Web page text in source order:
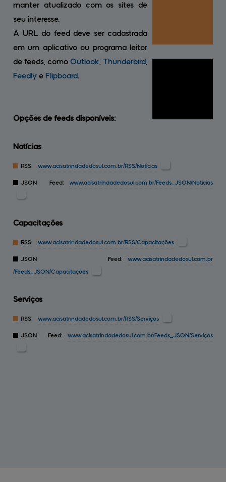
manter atualizado com os sites de
seu interesse.
A URL do feed deve ser cadastrada
em um aplicativo ou programa leitor
de feeds, como Outlook, Thunderbird,
Feedly e Flipboard.
Opções de feeds disponíveis:
Notícias
RSS: www.acisatrindadedosul.com.br/RSS/Notícias
JSON Feed: www.acisatrindadedosul.com.br/Feeds_JSON/Notícias
Capacitações
RSS: www.acisatrindadedosul.com.br/RSS/Capacitações
JSON Feed:
www.acisatrindadedosul.com.br
/Feeds_JSON/Capacitações
Serviços
RSS: www.acisatrindadedosul.com.br/RSS/Serviços
JSON Feed: www.acisatrindadedosul.com.br/Feeds_JSON/Serviços